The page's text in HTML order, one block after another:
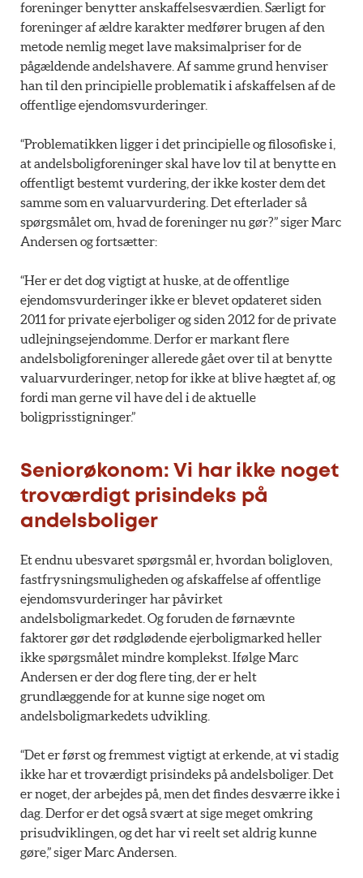
foreninger benytter anskaffelsesværdien. Særligt for
foreninger af ældre karakter medfører brugen af den
metode nemlig meget lave maksimalpriser for de
pågældende andelshavere. Af samme grund henviser
han til den principielle problematik i afskaffelsen af de
offentlige ejendomsvurderinger.
“Problematikken ligger i det principielle og filosofiske i,
at andelsboligforeninger skal have lov til at benytte en
offentligt bestemt vurdering, der ikke koster dem det
samme som en valuarvurdering. Det efterlader så
spørgsmålet om, hvad de foreninger nu gør?” siger Marc
Andersen og fortsætter:
“Her er det dog vigtigt at huske, at de offentlige
ejendomsvurderinger ikke er blevet opdateret siden
2011 for private ejerboliger og siden 2012 for de private
udlejningsejendomme. Derfor er markant flere
andelsboligforeninger allerede gået over til at benytte
valuarvurderinger, netop for ikke at blive hægtet af, og
fordi man gerne vil have del i de aktuelle
boligprisstigninger.”
Seniorøkonom: Vi har ikke noget
troværdigt prisindeks på
andelsboliger
Et endnu ubesvaret spørgsmål er, hvordan boligloven,
fastfrysningsmuligheden og afskaffelse af offentlige
ejendomsvurderinger har påvirket
andelsboligmarkedet. Og foruden de førnævnte
faktorer gør det rødglødende ejerboligmarked heller
ikke spørgsmålet mindre komplekst. Ifølge Marc
Andersen er der dog flere ting, der er helt
grundlæggende for at kunne sige noget om
andelsboligmarkedets udvikling.
“Det er først og fremmest vigtigt at erkende, at vi stadig
ikke har et troværdigt prisindeks på andelsboliger. Det
er noget, der arbejdes på, men det findes desværre ikke i
dag. Derfor er det også svært at sige meget omkring
prisudviklingen, og det har vi reelt set aldrig kunne
gøre,” siger Marc Andersen.